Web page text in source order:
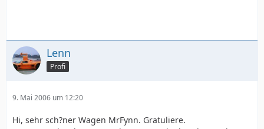
Lenn
Profi
9. Mai 2006 um 12:20
Hi, sehr sch?ner Wagen MrFynn. Gratuliere.